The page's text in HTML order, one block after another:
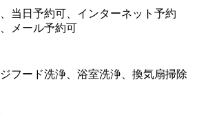
当日予約可、インターネット予約
メール予約可
フード洗浄、浴室洗浄、換気扇掃除